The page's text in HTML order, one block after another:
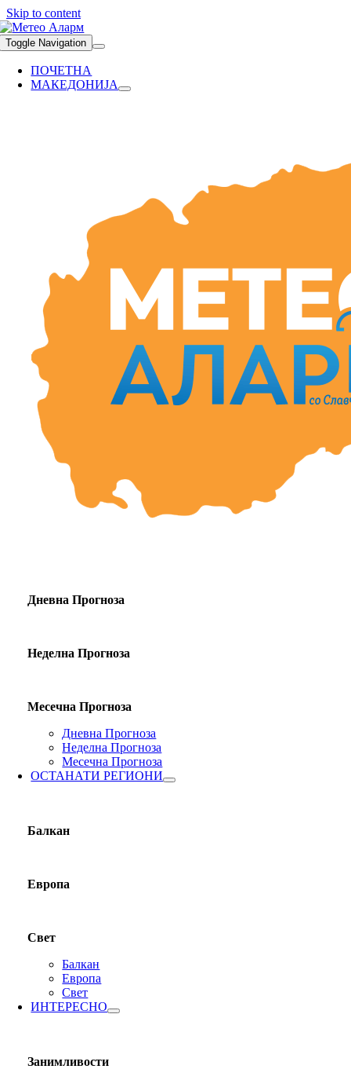
Skip to content
Toggle Navigation
ПОЧЕТНА
МАКЕДОНИЈА
Дневна Прогноза
Неделна Прогноза
Месечна Прогноза
Дневна Прогноза
Неделна Прогноза
Месечна Прогноза
ОСТАНАТИ РЕГИОНИ
Балкан
Европа
Свет
Балкан
Европа
Свет
ИНТЕРЕСНО
Занимливости